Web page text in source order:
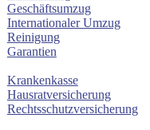
Geschäftsumzug
Internationaler Umzug
Reinigung
Garantien
Krankenkasse
Hausratversicherung
Rechtsschutzversicherung